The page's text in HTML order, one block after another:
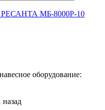
оборудование:
назад